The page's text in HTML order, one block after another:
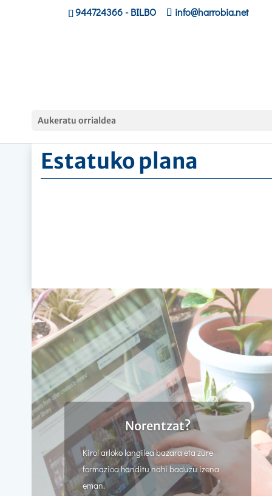
944724366- BILBO info@harrobia.net
Aukeratu orrialdea
Estatuko plana
Norentzat?
Kirol arloko langilea bazara eta zure
formazioa handitu nahi baduzu izena
eman.